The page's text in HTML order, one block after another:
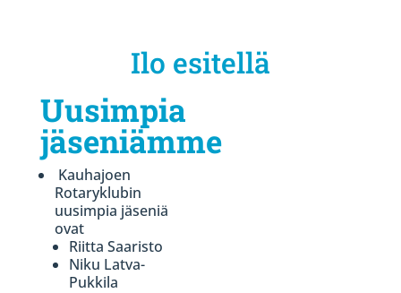
Ilo esitellä
Uusimpia
jäseniämme
Kauhajoen
Rotaryklubin
uusimpia jäseniä
ovat
Riitta Saaristo
Niku Latva-
Pukkila